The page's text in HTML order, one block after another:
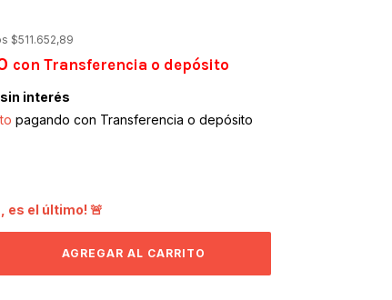
$511.652,89
con Transferencia o depósito
sin interés
pagando con Transferencia o depósito
es el último! 🚨